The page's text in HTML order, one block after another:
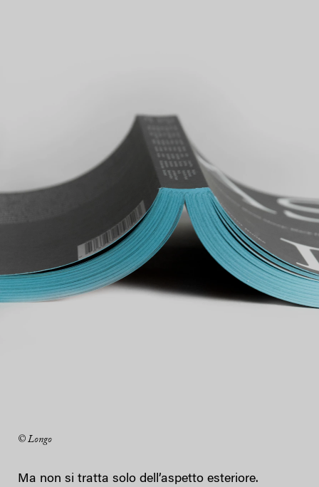
© Longo
Ma non si tratta solo dell’aspetto esteriore.